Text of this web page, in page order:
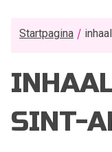
Startpagina
SINT-